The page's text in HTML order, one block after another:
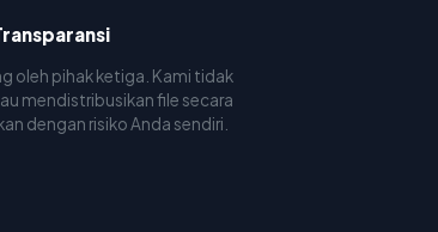
oleh pihak ketiga. Kami tidak
mendistribusikan file secara
dengan risiko Anda sendiri.